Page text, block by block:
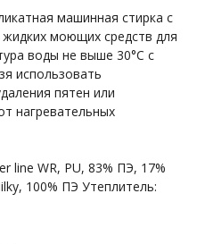
машинная стирка с
моющих средств для
воды не выше 30°С с
использовать
пятен или
нагревательных
line WR, PU, 83% ПЭ, 17%
100% ПЭ Утеплитель:
закупки